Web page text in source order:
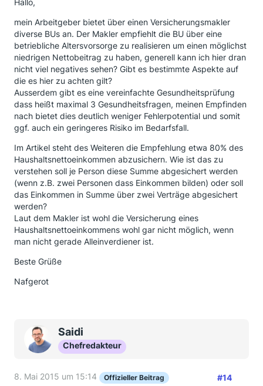
Hallo,
mein Arbeitgeber bietet über einen Versicherungsmakler
diverse BUs an. Der Makler empfiehlt die BU über eine
betriebliche Altersvorsorge zu realisieren um einen möglichst
niedrigen Nettobeitrag zu haben, generell kann ich hier dran
nicht viel negatives sehen? Gibt es bestimmte Aspekte auf
die es hier zu achten gilt?
Ausserdem gibt es eine vereinfachte Gesundheitsprüfung
dass heißt maximal 3 Gesundheitsfragen, meinen Empfinden
nach bietet dies deutlich weniger Fehlerpotential und somit
ggf. auch ein geringeres Risiko im Bedarfsfall.
Im Artikel steht des Weiteren die Empfehlung etwa 80% des
Haushaltsnettoeinkommen abzusichern. Wie ist das zu
verstehen soll je Person diese Summe abgesichert werden
(wenn z.B. zwei Personen dass Einkommen bilden) oder soll
das Einkommen in Summe über zwei Verträge abgesichert
werden?
Laut dem Makler ist wohl die Versicherung eines
Haushaltsnettoeinkommens wohl gar nicht möglich, wenn
man nicht gerade Alleinverdiener ist.
Beste Grüße
Nafgerot
Saidi
Chefredakteur
8. Mai 2015 um 15:14 Offizieller Beitrag #14